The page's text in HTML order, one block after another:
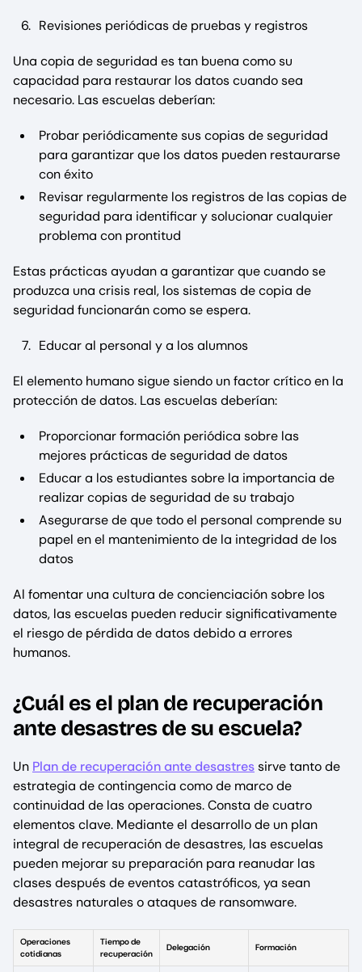
Revisiones periódicas de pruebas y registros
Una copia de seguridad es tan buena como su
capacidad para restaurar los datos cuando sea
necesario. Las escuelas deberían:
Probar periódicamente sus copias de seguridad
para garantizar que los datos pueden restaurarse
con éxito
Revisar regularmente los registros de las copias de
seguridad para identificar y solucionar cualquier
problema con prontitud
Estas prácticas ayudan a garantizar que cuando se
produzca una crisis real, los sistemas de copia de
seguridad funcionarán como se espera.
Educar al personal y a los alumnos
El elemento humano sigue siendo un factor crítico en la
protección de datos. Las escuelas deberían:
Proporcionar formación periódica sobre las
mejores prácticas de seguridad de datos
Educar a los estudiantes sobre la importancia de
realizar copias de seguridad de su trabajo
Asegurarse de que todo el personal comprende su
papel en el mantenimiento de la integridad de los
datos
Al fomentar una cultura de concienciación sobre los
datos, las escuelas pueden reducir significativamente
el riesgo de pérdida de datos debido a errores
humanos.
¿Cuál es el plan de recuperación
ante desastres de su escuela?
Un Plan de recuperación ante desastressirve tanto de
estrategia de contingencia como de marco de
continuidad de las operaciones. Consta de cuatro
elementos clave. Mediante el desarrollo de un plan
integral de recuperación de desastres, las escuelas
pueden mejorar su preparación para reanudar las
clases después de eventos catastróficos, ya sean
desastres naturales o ataques de ransomware.
Operaciones
cotidianas
Tiempo de
recuperación
Delegación Formación